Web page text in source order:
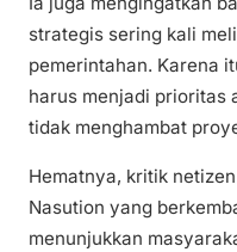
strategis sering kali
pemerintahan. Karena
harus menjadi prioritas
tidak menghambat
Hematnya, kritik
Nasution yang
menunjukkan